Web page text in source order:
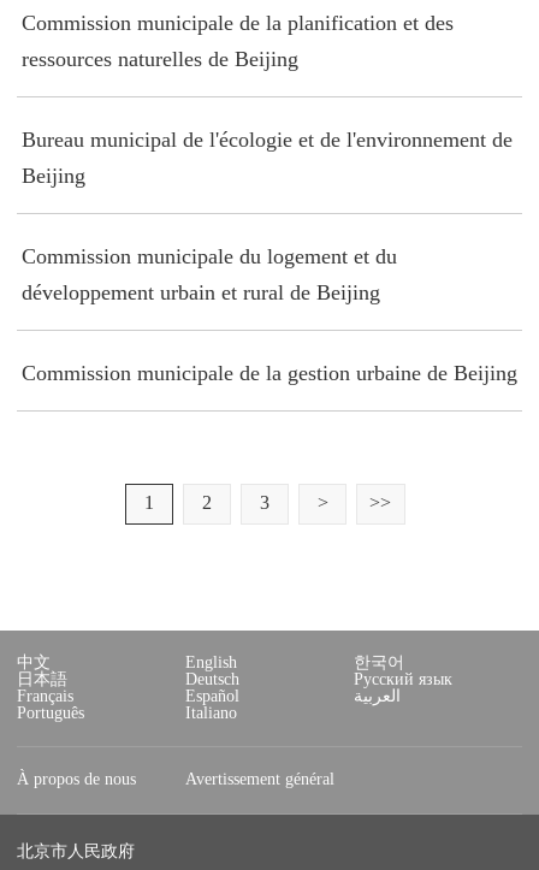
Commission municipale de la planification et des
ressources naturelles de Beijing
Bureau municipal de l'écologie et de l'environnement de
Beijing
Commission municipale du logement et du
développement urbain et rural de Beijing
Commission municipale de la gestion urbaine de Beijing
1 2 3 > >>
中文 English
한국어
日本語
Deutsch
Русский язык
Français
Español
العربية
Português
Italiano
À propos de nous Avertissement général
北京市人民政府